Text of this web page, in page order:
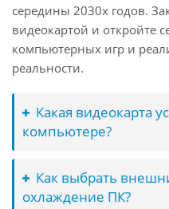
середины 2030х годов.
видеокартой и откройте
компьютерных игр и
реальности.
Какая видеокарта
компьютере?
Как выбрать
охлаждение ПК?